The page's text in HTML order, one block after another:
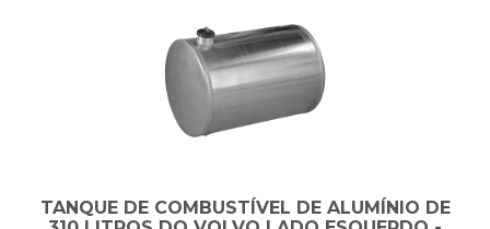
TANQUE DE COMBUSTÍVEL DE ALUMÍNIO DE